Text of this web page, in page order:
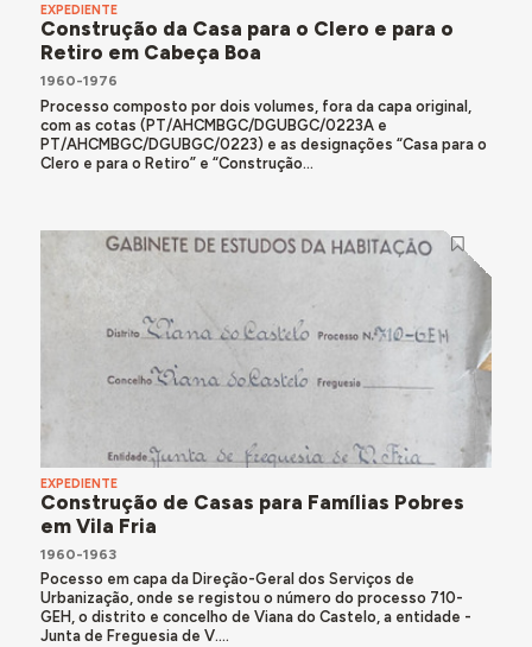
EXPEDIENTE
Construção da Casa para o Clero e para o
Retiro em Cabeça Boa
1960-1976
Processo composto por dois volumes, fora da capa original,
com as cotas (PT/AHCMBGC/DGUBGC/0223A e
PT/AHCMBGC/DGUBGC/0223) e as designações “Casa para o
Clero e para o Retiro” e “Construção...
EXPEDIENTE
Construção de Casas para Famílias Pobres
em Vila Fria
1960-1963
Pocesso em capa da Direção-Geral dos Serviços de
Urbanização, onde se registou o número do processo 710-
GEH, o distrito e concelho de Viana do Castelo, a entidade -
Junta de Freguesia de V....